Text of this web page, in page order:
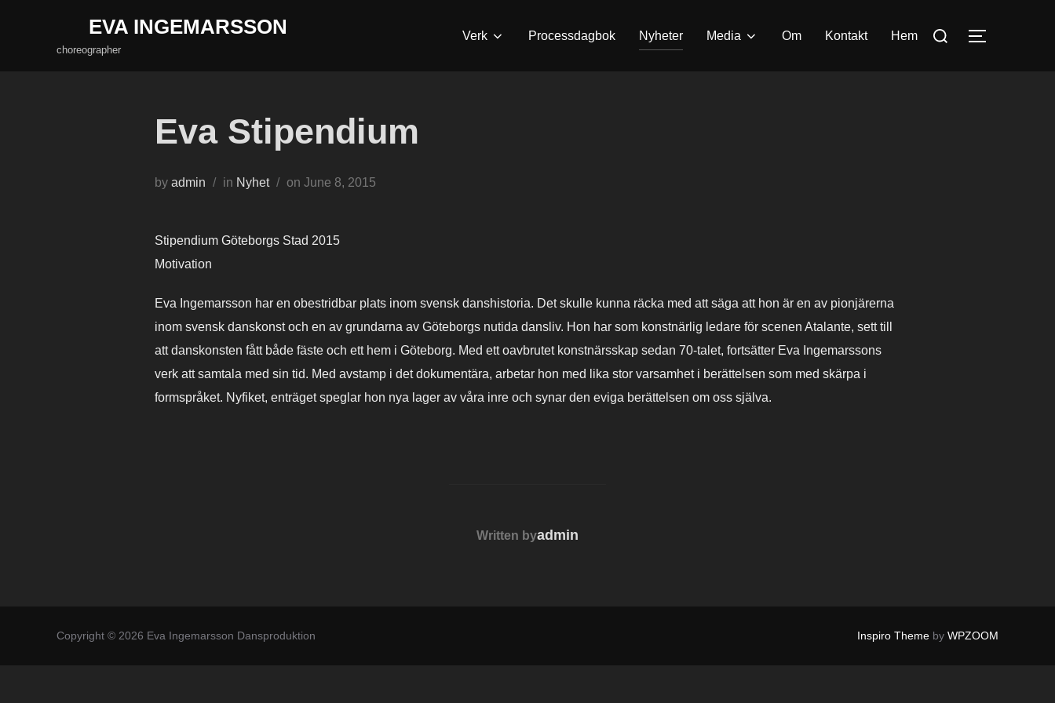
EVA INGEMARSSON
choreographer
Verk Processdagbok Nyheter Media Om Kontakt Hem
Search
TOGGLE
Eva Stipendium
by admin in Nyhet on Posted
June 8, 2015
Stipendium Göteborgs Stad 2015
Motivation
Eva Ingemarsson har en obestridbar plats inom svensk danshistoria. Det skulle kunna räcka med att säga att hon är en av pionjärerna
inom svensk danskonst och en av grundarna av Göteborgs nutida dansliv. Hon har som konstnärlig ledare för scenen Atalante, sett till
att danskonsten fått både fäste och ett hem i Göteborg. Med ett oavbrutet konstnärsskap sedan 70-talet, fortsätter Eva Ingemarssons
verk att samtala med sin tid. Med avstamp i det dokumentära, arbetar hon med lika stor varsamhet i berättelsen som med skärpa i
formspråket. Nyfiket, enträget speglar hon nya lager av våra inre och synar den eviga berättelsen om oss själva.
POST AUTHOR
Written byadmin
Copyright © 2026 Eva Ingemarsson Dansproduktion Inspiro Theme by WPZOOM